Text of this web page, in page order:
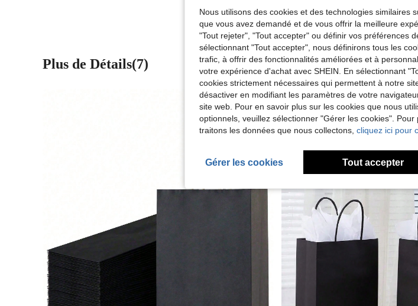
Plus de Détails(7)
Nous utilisons des cookies et des technologies similaires
que vous avez demandé et de vous offrir la meilleure
"Tout rejeter", "Tout accepter" ou définir vos préférences
sélectionnant "Tout accepter", nous définirons tous les
trafic, à offrir des fonctionnalités améliorées et à
votre expérience d'achat avec SHEIN. En sélectionnant
cookies strictement nécessaires qui permettent à notre
désactiver en modifiant les paramètres de votre
site web. Pour en savoir plus sur les cookies que nous
optionnels, veuillez sélectionner "Gérer les cookies".
traitons les données que nous collectons, cliquez ici pour
Gérer les cookies Tout accepter